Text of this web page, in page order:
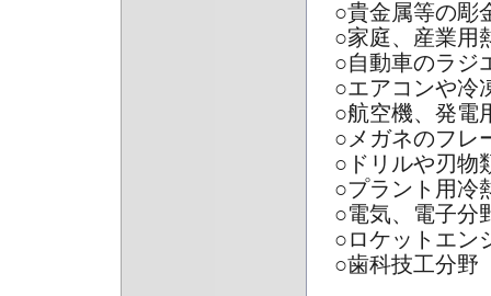
○貴金属等の彫
○家庭、産業用
○自動車のラジ
○エアコンや冷
○航空機、発電
○メガネのフレ
○ドリルや刃物
○プラント用冷
○電気、電子分
○ロケットエン
○歯科技工分野